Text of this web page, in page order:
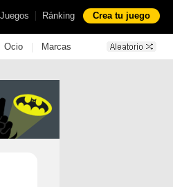
Juegos | Ránking Crea tu juego
Ocio | Marcas